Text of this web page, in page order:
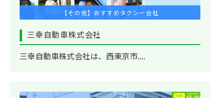
【その他】おすすめタクシー会社
三幸自動車株式会社
三幸自動車株式会社は、西東京市....